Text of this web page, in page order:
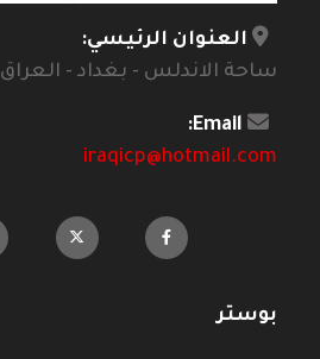
العنوان الرئيسي:
ساحة الاندلس - بغداد - العراق
Email:
iraqicp@hotmail.com
بوستر